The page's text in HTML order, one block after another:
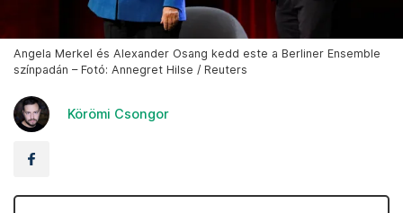
Angela Merkel és Alexander Osang kedd este a Berliner Ensemble
színpadán – Fotó: Annegret Hilse / Reuters
Körömi Csongor